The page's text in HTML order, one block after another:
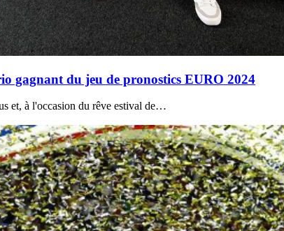
gagnant du jeu de pronostics EURO 2024
et, à l'occasion du rêve estival de…